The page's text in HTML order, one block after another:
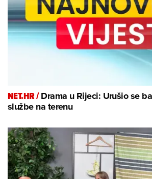
NET.HR /Drama u Rijeci: Urušio se
službe na terenu